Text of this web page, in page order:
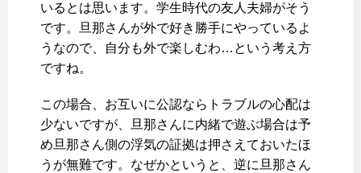
いるとは思います。学生時代の友人夫婦がそう
です。旦那さんが外で好き勝手にやっているよ
うなので、自分も外で楽しむわ…という考え方
ですね。
この場合、お互いに公認ならトラブルの心配は
少ないですが、旦那さんに内緒で遊ぶ場合は予
め旦那さん側の浮気の証拠は押さえておいたほ
うが無難です。なぜかというと、逆に旦那さん